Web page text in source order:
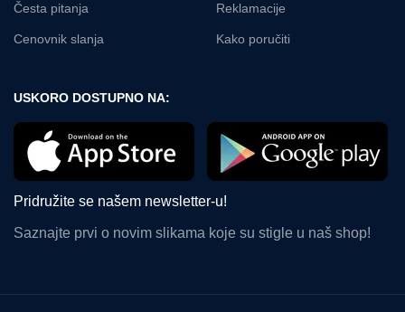
Česta pitanja
Cenovnik slanja
Reklamacije
Kako poručiti
USKORO DOSTUPNO NA:
Pridružite se našem newsletter-u!
Saznajte prvi o novim slikama koje su stigle u naš shop!